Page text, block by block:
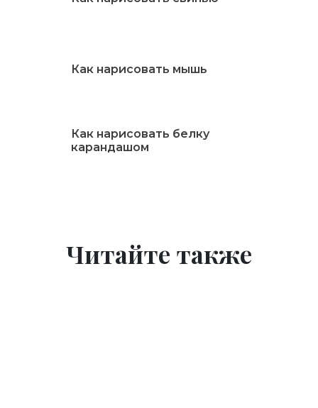
Как нарисовать мышь
Как нарисовать белку
карандашом
Читайте также